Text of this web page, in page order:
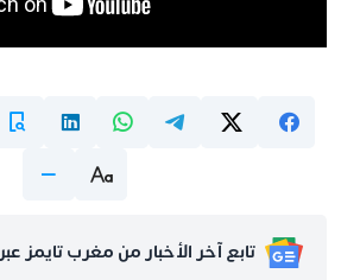
تابع آخر الأخبار من مغرب تايمز عبر Google News